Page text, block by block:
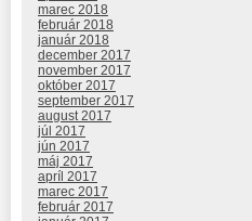
marec 2018
február 2018
január 2018
december 2017
november 2017
október 2017
september 2017
august 2017
júl 2017
jún 2017
máj 2017
apríl 2017
marec 2017
február 2017